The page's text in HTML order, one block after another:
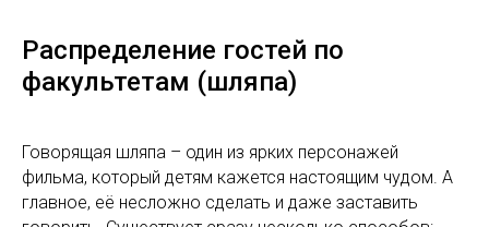
Распределение гостей по
факультетам (шляпа)
Говорящая шляпа – один из ярких персонажей
фильма, который детям кажется настоящим чудом. А
главное, её несложно сделать и даже заставить